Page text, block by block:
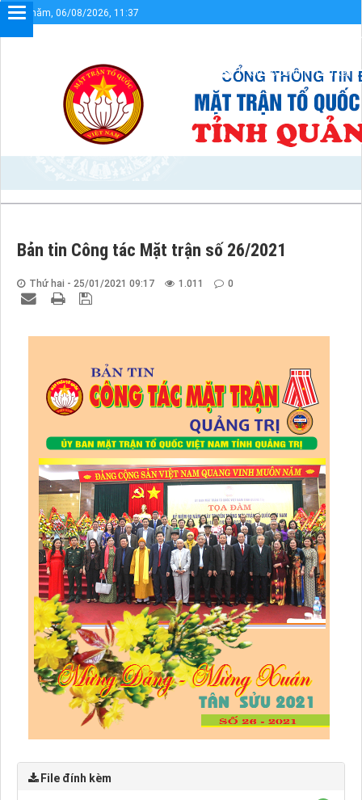
Thứ năm, 06/08/2026, 11:37
Chào mừng bạn đến với Cổng thông
Sơ đồ cổng Liên kết
Bản tin Công tác Mặt trận số 26/2021
Thứ hai - 25/01/2021 09:17 1.011 0
File đính kèm